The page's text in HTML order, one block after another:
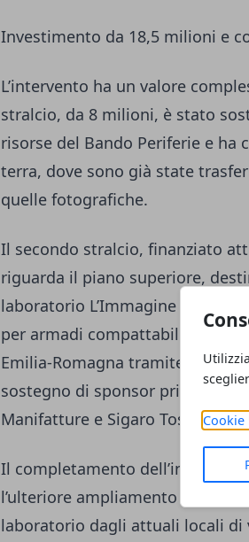
Cookie
Investimento da 18,5 milioni e
L’intervento ha un valore
stralcio, da 8 milioni, è stato
risorse del Bando Periferie e
terra, dove sono già state
quelle fotografiche.
Il secondo stralcio, finanziato
riguarda il piano superiore,
laboratorio L’Immagine
per armadi compattabili e
Emilia-Romagna tramite i fondi
sostegno di sponsor privati, tra
Manifatture e Sigaro Toscano.
Il completamento dell’intero
l’ulteriore ampliamento degli
laboratorio dagli attuali locali di